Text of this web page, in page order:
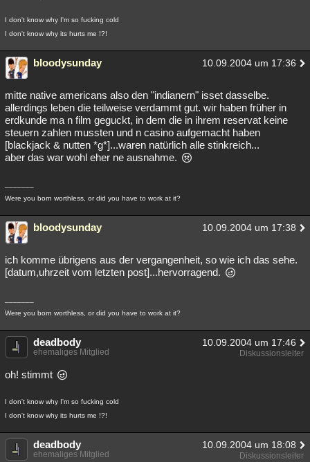
Musik Clash Verbesserungen
Übersichten
Besucht Teilgenommen Geschlossen
I don't know why I'm so fucking cold
I don't know why its hurts me !?!
bloodysunday 10.09.2004 um 17:36
mitte native americans also den "indianern" isset dasselbe.
allerdings leben die teilweise verdammt gut. wir haben früher in
erdkunde ma n film geguckt, in dem die in ihrem reservat keine
steuern zahlen mussten und n casino aufgemacht haben
[blackjack & nutten *g*]...waren natürlich alle stinkreich...
aber das war wohl eher ne ausnahme.
Were you born worthless, or did you have to work at it?
bloodysunday 10.09.2004 um 17:38
ich komme übrigens aus der vergangenheit, so wie ich das sehe.
[datum,uhrzeit vom letzten post]...hervorragend.
Were you born worthless, or did you have to work at it?
deadbody 10.09.2004 um 17:46
ehemaliges Mitglied Diskussionsleiter
oh! stimmt
I don't know why I'm so fucking cold
I don't know why its hurts me !?!
deadbody 10.09.2004 um 18:08
ehemaliges Mitglied Diskussionsleiter